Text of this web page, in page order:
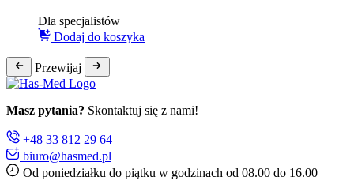
Dla specjalistów
Dodaj do koszyka
Przewijaj
Masz pytania? Skontaktuj się z nami!
+48 33 812 29 64
biuro@hasmed.pl
Od poniedziałku do piątku w godzinach od 08.00 do 16.00